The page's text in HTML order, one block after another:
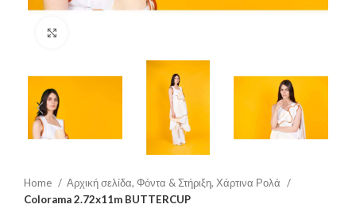
Home
Αρχική σελίδα, Φόντα & Στήριξη, Χάρτινα Ρολά
Colorama 2.72x11m BUTTERCUP